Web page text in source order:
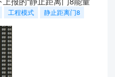
工程模式 静止距离门8